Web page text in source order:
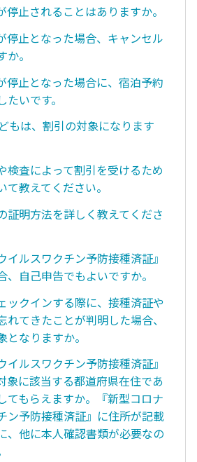
停止されることはありますか。
停止となった場合、キャンセル
。
停止となった場合に、宿泊予約
いです。
もは、割引の対象になります
検査によって割引を受けるため
て教えてください。
証明方法を詳しく教えてくださ
イルスワクチン予防接種済証』
、自己申告でもよいですか。
ックインする際に、接種済証や
れてきたことが判明した場合、
なりますか。
イルスワクチン予防接種済証』
象に該当する都道府県在住であ
てもらえますか。『新型コロナ
ン予防接種済証』に住所が記載
、他に本人確認書類が必要なの